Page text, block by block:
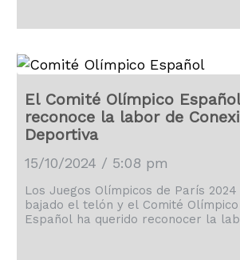
El Comité Olímpico
reconoce la labor de
Deportiva
15/10/2024 / 5:08 pm
Los Juegos Olímpicos de París 2024
bajado el telón y el Comité Olímpico
Español ha querido reconocer la